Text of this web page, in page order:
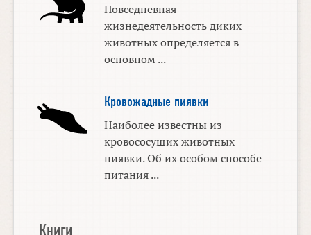
Повседневная
жизнедеятельность диких
животных определяется в
основном ...
Кровожадные пиявки
Наиболее известны из
кровососущих животных
пиявки. Об их особом способе
питания ...
Книги